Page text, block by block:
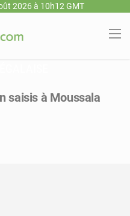
2026 à 10h12 GMT
saisis à Moussala